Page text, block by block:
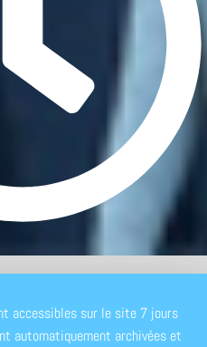
accessibles sur le site 7 jours
automatiquement archivées et